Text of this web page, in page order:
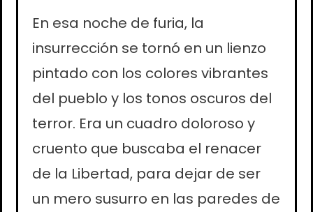
En esa noche de furia, la
insurrección se tornó en un lienzo
pintado con los colores vibrantes
del pueblo y los tonos oscuros del
terror. Era un cuadro doloroso y
cruento que buscaba el renacer
de la Libertad, para dejar de ser
un mero susurro en las paredes de